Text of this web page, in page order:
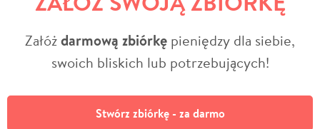
Załóżdarmową zbiórkę pieniędzy dla siebie,
swoich bliskich lub potrzebujących!
Stwórz zbiórkę - za darmo